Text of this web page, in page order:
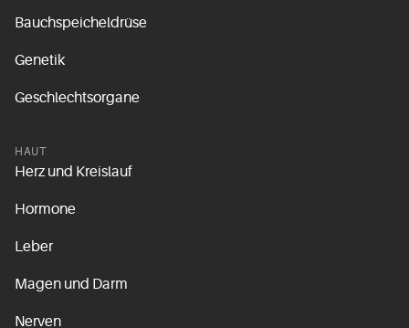
Bauchspeicheldrüse
Genetik
Geschlechtsorgane
HAUT
Herz und Kreislauf
Hormone
Leber
Magen und Darm
Nerven